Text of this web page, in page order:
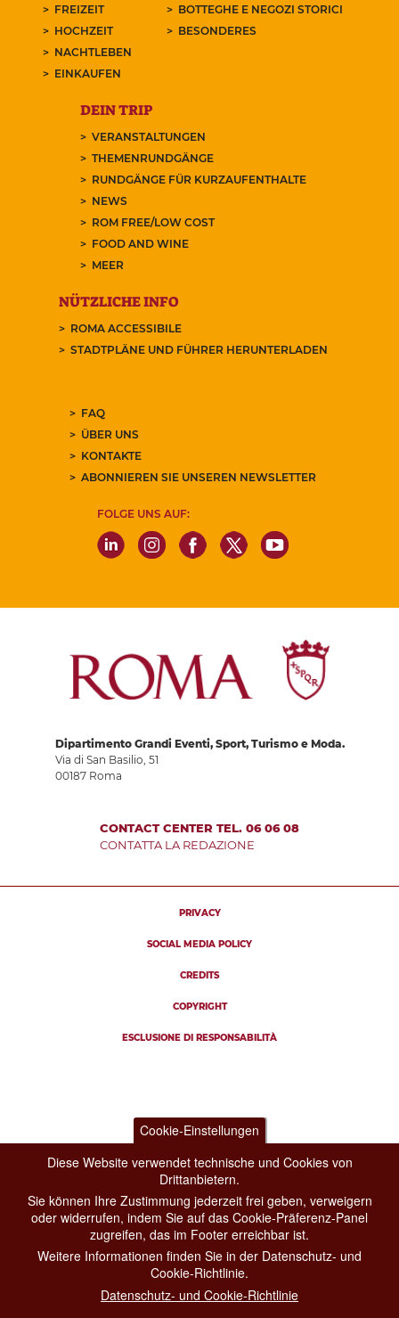
FREIZEIT
HOCHZEIT
NACHTLEBEN
EINKAUFEN
BOTTEGHE E NEGOZI STORICI
BESONDERES
DEIN TRIP
VERANSTALTUNGEN
THEMENRUNDGÄNGE
RUNDGÄNGE FÜR KURZAUFENTHALTE
NEWS
ROM FREE/LOW COST
FOOD AND WINE
MEER
NÜTZLICHE INFO
ROMA ACCESSIBILE
STADTPLÄNE UND FÜHRER HERUNTERLADEN
FAQ
ÜBER UNS
KONTAKTE
ABONNIEREN SIE UNSEREN NEWSLETTER
FOLGE UNS AUF:
Dipartimento Grandi Eventi, Sport, Turismo e Moda.
Via di San Basilio, 51
00187 Roma
CONTACT CENTER TEL. 06 06 08
CONTATTA LA REDAZIONE
PRIVACY
SOCIAL MEDIA POLICY
CREDITS
COPYRIGHT
ESCLUSIONE DI RESPONSABILITÀ
Cookie-Einstellungen
Diese Website verwendet technische und Cookies von
Drittanbietern.
Sie können Ihre Zustimmung jederzeit frei geben, verweigern
oder widerrufen, indem Sie auf das Cookie-Präferenz-Panel
zugreifen, das im Footer erreichbar ist.
Weitere Informationen finden Sie in der Datenschutz- und
Cookie-Richtlinie.
Datenschutz- und Cookie-Richtlinie